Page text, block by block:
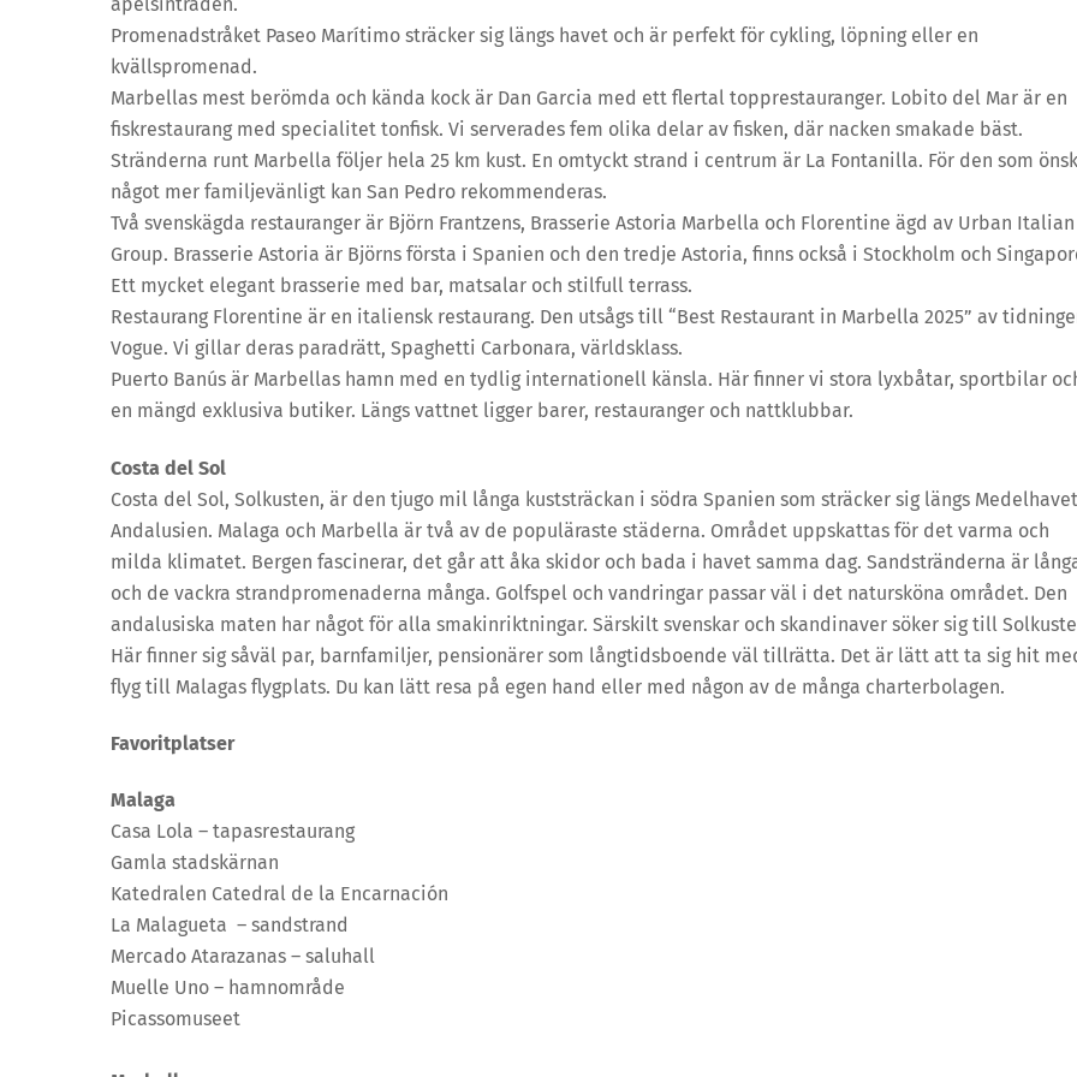
apelsinträden.
Promenadstråket Paseo Marítimo sträcker sig längs havet och är perfekt för cykling, löpning eller en
kvällspromenad.
Marbellas mest berömda och kända kock är Dan Garcia med ett flertal topprestauranger. Lobito del Mar är en
fiskrestaurang med specialitet tonfisk. Vi serverades fem olika delar av fisken, där nacken smakade bäst.
Stränderna runt Marbella följer hela 25 km kust. En omtyckt strand i centrum är La Fontanilla. För den som
något mer familjevänligt kan San Pedro rekommenderas.
Två svenskägda restauranger är Björn Frantzens, Brasserie Astoria Marbella och Florentine ägd av Urban Italian
Group. Brasserie Astoria är Björns första i Spanien och den tredje Astoria, finns också i Stockholm och
Ett mycket elegant brasserie med bar, matsalar och stilfull terrass.
Restaurang Florentine är en italiensk restaurang. Den utsågs till “Best Restaurant in Marbella 2025” av
Vogue. Vi gillar deras paradrätt, Spaghetti Carbonara, världsklass.
Puerto Banús är Marbellas hamn med en tydlig internationell känsla. Här finner vi stora lyxbåtar, sportbilar
en mängd exklusiva butiker. Längs vattnet ligger barer, restauranger och nattklubbar.
Costa del Sol
Costa del Sol, Solkusten, är den tjugo mil långa kuststräckan i södra Spanien som sträcker sig längs
Andalusien. Malaga och Marbella är två av de populäraste städerna. Området uppskattas för det varma och
milda klimatet. Bergen fascinerar, det går att åka skidor och bada i havet samma dag. Sandstränderna är
och de vackra strandpromenaderna många. Golfspel och vandringar passar väl i det natursköna området. Den
andalusiska maten har något för alla smakinriktningar. Särskilt svenskar och skandinaver söker sig till
Här finner sig såväl par, barnfamiljer, pensionärer som långtidsboende väl tillrätta. Det är lätt att ta sig hit
flyg till Malagas flygplats. Du kan lätt resa på egen hand eller med någon av de många charterbolagen.
Favoritplatser
Malaga
Casa Lola – tapasrestaurang
Gamla stadskärnan
Katedralen Catedral de la Encarnación
La Malagueta – sandstrand
Mercado Atarazanas – saluhall
Muelle Uno – hamnområde
Picassomuseet